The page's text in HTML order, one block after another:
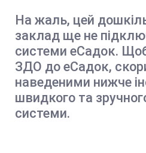
На жаль, цей
заклад ще не
системи еСадок.
ЗДО до еСадок,
наведеними нижче
швидкого та
системи.